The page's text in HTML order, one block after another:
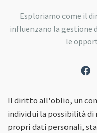
Esploriamo come il
influenzano la gestione
le
Il diritto all'oblio, un
individui la possibilità
propri dati personali,